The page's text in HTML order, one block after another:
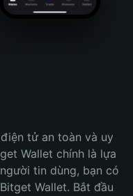
tử an toàn và uy
Wallet chính là lựa
tin dùng, bạn có
Wallet. Bắt đầu